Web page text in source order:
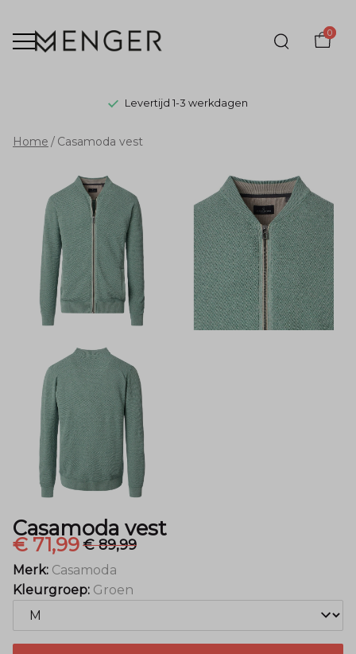
0
Levertijd 1-3 werkdagen
Casamoda
vest
Menger
Mode
Home Casamoda vest
Casamoda vest
€ 71,99€ 89,99
Merk: Casamoda
Kleurgroep: Groen